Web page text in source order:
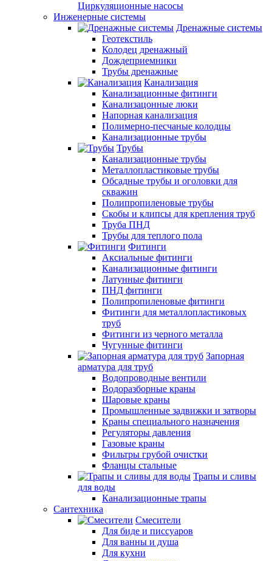
Циркуляционные насосы
Инженерные системы
Дренажные системы
Геотекстиль
Колодец дренажный
Дождеприемники
Трубы дренажные
Канализация
Канализационные фитинги
Канализацонные люки
Напорная канализация
Полимерно-песчаные колодцы
Канализационные трубы
Трубы
Канализационные трубы
Металлопластиковые трубы
Обсадные трубы и оголовки для
скважин
Полипропиленовые трубы
Скобы и клипсы для крепления труб
Труба ПНД
Трубы для теплого пола
Фитинги
Аксиальные фитинги
Канализационные фитинги
Латунные фитинги
ПНД фитинги
Полипропиленовые фитинги
Фитинги для металлопластиковых
труб
Фитинги из черного металла
Чугунные фитинги
Запорная
арматура для труб
Водопроводные вентили
Водоразборные краны
Шаровые краны
Промышленные задвижки и затворы
Краны специального назначения
Регуляторы давления
Газовые краны
Фильтры грубой очистки
Фланцы стальные
Трапы и сливы
для воды
Канализационные трапы
Сантехника
Смесители
Для биде и писсуаров
Для ванны и душа
Для кухни